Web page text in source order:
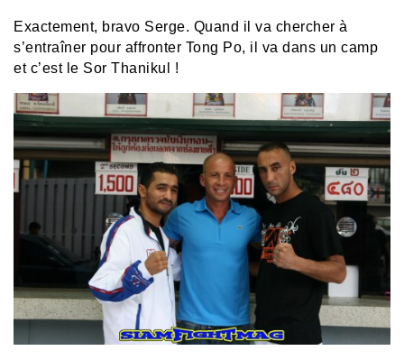
Exactement, bravo Serge. Quand il va chercher à
s’entraîner pour affronter Tong Po, il va dans un camp
et c’est le Sor Thanikul !